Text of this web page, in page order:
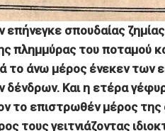
επήνεγκε σπουδαίας
πλημμύρας του ποταμού
το άνω μέρος ένεκεν των
δένδρων. Και η ετέρα
το επιστρωθέν μέρος
τους γειτνιάζοντας